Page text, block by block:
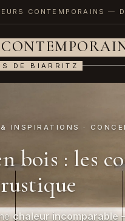
CONTEMPORAINS —
DE BIARRITZ
INSPIRATIONS ·
bois : les
chaleur incomparable